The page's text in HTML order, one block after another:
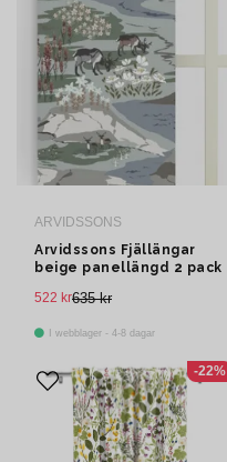
ARVIDSSONS
Arvidssons Fjällängar
beige panellängd 2 pack
635 kr
522 kr
I webblager - 4-8 dagar
-22%